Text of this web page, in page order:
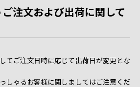
注文および出荷に関して
てご注文日時に応じて出荷日が変更とな
しゃるお客様に関しましてはご注意くだ